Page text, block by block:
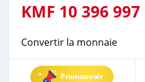
KMF 10 396 997
Convertir la monnaie
Promouvoir